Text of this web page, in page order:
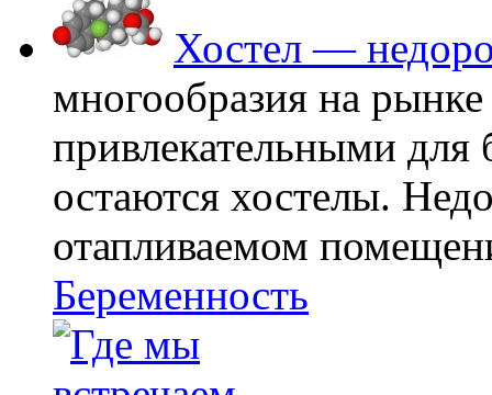
Хостел —
многообразия на
привлекательными
остаются хостелы.
отапливаемом
Беременность